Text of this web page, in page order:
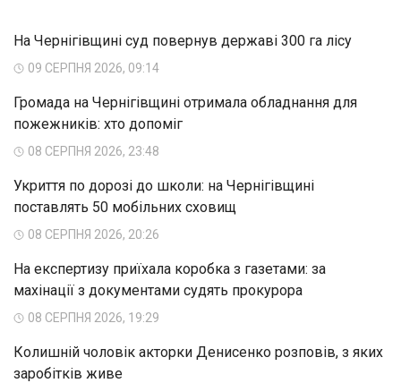
На Чернігівщині суд повернув державі 300 га лісу
09 СЕРПНЯ 2026, 09:14
Громада на Чернігівщині отримала обладнання для
пожежників: хто допоміг
08 СЕРПНЯ 2026, 23:48
Укриття по дорозі до школи: на Чернігівщині
поставлять 50 мобільних сховищ
08 СЕРПНЯ 2026, 20:26
На експертизу приїхала коробка з газетами: за
махінації з документами судять прокурора
08 СЕРПНЯ 2026, 19:29
Колишній чоловік акторки Денисенко розповів, з яких
заробітків живе